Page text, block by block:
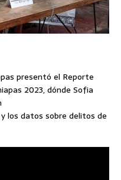
presentó el Reporte
2023, dónde Sofia
los datos sobre delitos de